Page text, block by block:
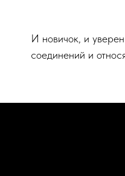
И новичок, и
соединений и